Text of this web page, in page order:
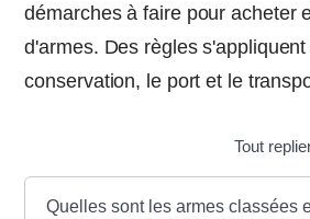
démarches à faire pour acheter
d'armes. Des règles
conservation, le port et le
Tout
Quelles sont les armes classées